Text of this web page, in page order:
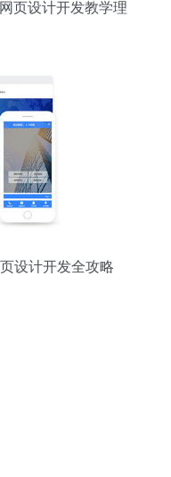
页设计开发教学理
设计开发全攻略